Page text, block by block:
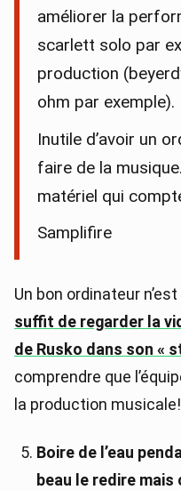
améliorer la
scarlett solo par
production
ohm par exemple).
Inutile d’avoir un
faire de la
matériel qui
Samplifire
Un bon ordinateur
suffit de regarder la
de Rusko dans son «
comprendre que
la production musicale!
Boire de l’eau
beau le redire mais